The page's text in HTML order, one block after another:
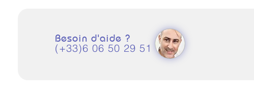
Besoin d'aide ?
(+33)6 06 50 29 51